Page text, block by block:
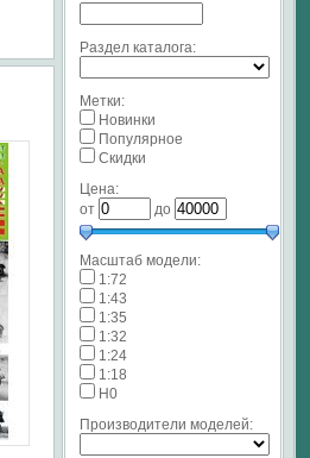
Раздел каталога:
Метки:
Новинки
Популярное
Скидки
Цена:
от
до
Масштаб модели:
1:72
1:43
1:35
1:32
1:24
1:18
H0
Производители моделей: